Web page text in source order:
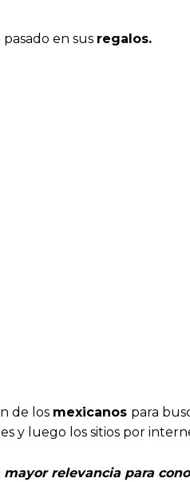
en sus regalos.
de los mexicanos para
y luego los sitios por
relevancia para